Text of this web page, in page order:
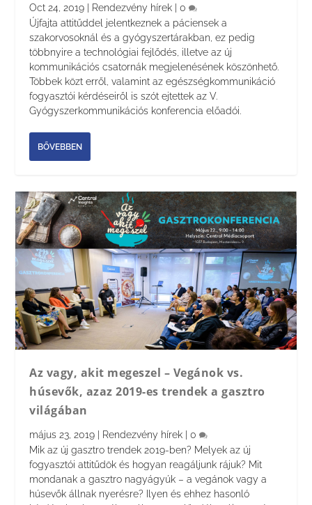
Oct 24, 2019 Rendezvény hírek |0
Újfajta attitűddel jelentkeznek a páciensek a
szakorvosoknál és a gyógyszertárakban, ez pedig
többnyire a technológiai fejlődés, illetve az új
kommunikációs csatornák megjelenésének köszönhető.
Többek közt erről, valamint az egészségkommunikáció
fogyasztói kérdéseiről is szót ejtettek az V.
Gyógyszerkommunikációs konferencia előadói.
BŐVEBBEN
Az vagy, akit megeszel – Vegánok vs.
húsevők, azaz 2019-es trendek a gasztro
világában
május 23, 2019 Rendezvény hírek |0
Mik az új gasztro trendek 2019-ben? Melyek az új
fogyasztói attitűdök és hogyan reagáljunk rájuk? Mit
mondanak a gasztro nagyágyúk – a vegánok vagy a
húsevők állnak nyerésre? Ilyen és ehhez hasonló